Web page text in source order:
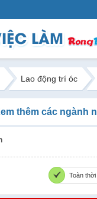
Lao động trí óc
thêm các ngành
Toàn thời